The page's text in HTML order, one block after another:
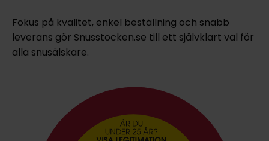
Fokus på kvalitet, enkel beställning och snabb
leverans gör Snusstocken.se till ett självklart val för
alla snusälskare.